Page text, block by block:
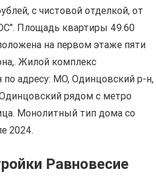
с чистовой отделкой, от
Площадь квартиры 49.60
на первом этаже пяти
Жилой комплекс
по адресу: МО, Одинцовский р-н,
рядом с метро
Монолитный тип дома со
2024.
Равновесие